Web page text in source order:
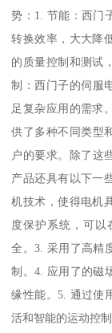
势：1. 节能：西门
转换效率，大大降
的质量控制和测试
制：西门子的伺服
足复杂应用的需求
供了多种不同类型
户的要求。除了这
产品还具有以下一
机技术，使得电机
度保护系统，可以
全。3. 采用了高精
制。4. 应用了的磁
缘性能。5. 通过使
活和智能的运动控